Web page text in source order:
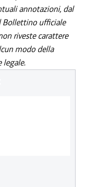
annotazioni, dal
Bollettino ufficiale
riveste carattere
modo della
legale.